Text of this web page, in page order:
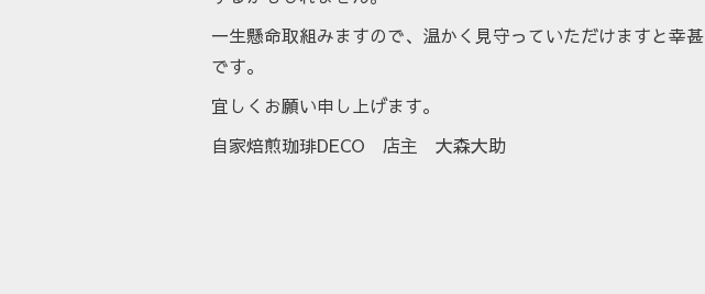
一生懸命取組みますので、温かく見守っていただけますと幸甚
です。
宜しくお願い申し上げます。
自家焙煎珈琲DECO 店主 大森大助